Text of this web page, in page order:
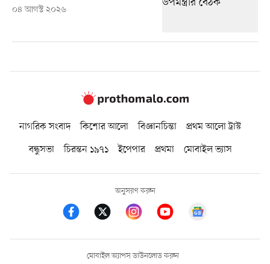
০৪ আগস্ট ২০২৬
নাগরিক সংবাদ কিশোর আলো বিজ্ঞানচিন্তা
প্রথম আলো ট্রাস্ট
বন্ধুসভা
চিরন্তন ১৯৭১ ইপেপার প্রথমা মোবাইল ভ্যাস
অনুসরণ করুন
মোবাইল অ্যাপস ডাউনলোড করুন